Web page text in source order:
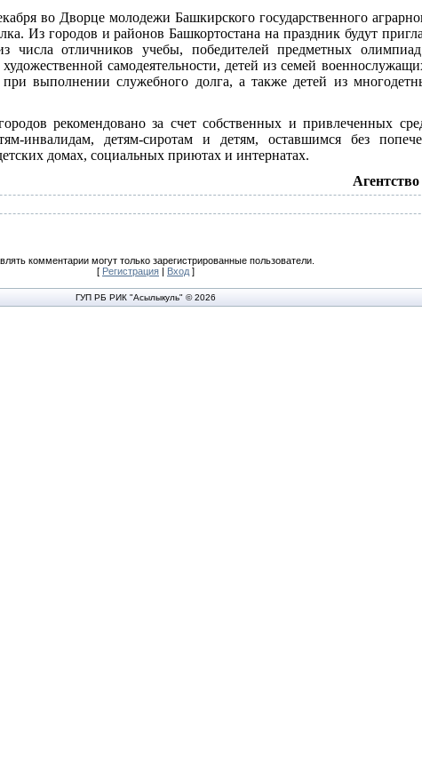
во Дворце молодежи Башкирского государственного
Из городов и районов Башкортостана на праздник будут
числа отличников учебы, победителей предметных
самодеятельности, детей из семей
выполнении служебного долга, а также детей из
рекомендовано за счет собственных и привлеченных
инвалидам, детям-сиротам и детям, оставшимся без
домах, социальных приютах и интернатах.
комментарии могут только зарегистрированные пользователи.
[ Регистрация | Вход ]
ГУП РБ РИК "Асылыкуль" © 2026